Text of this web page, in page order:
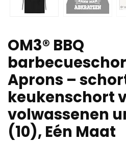
OM3® BBQ
Aprons –
keukenschort
volwassenen
(10), Eén Maat